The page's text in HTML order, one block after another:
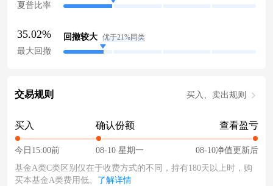
夏普比率
35.02%
最大回撤
回撤较大 优于21%同类
交易规则 买入、卖出规则
买入
今日15:00前
确认份额
08-10 星期一
查看盈亏
08-10净值更新后
基金A类C类区别仅在于收费方式的不同，持有180天以上时，购
买本基金A类费用低。 了解详情